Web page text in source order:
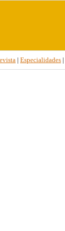
| Especialidades |